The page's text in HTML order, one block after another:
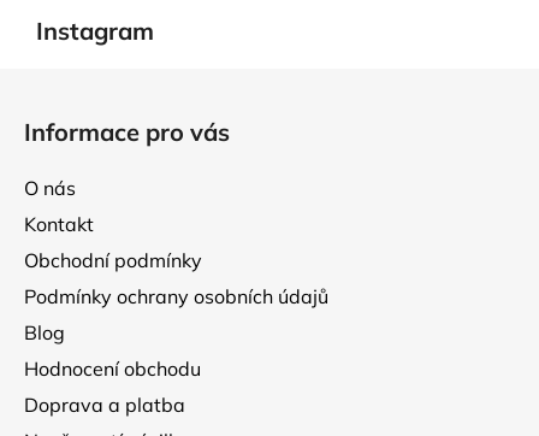
Instagram
Informace pro vás
O nás
Kontakt
Obchodní podmínky
Podmínky ochrany osobních údajů
Blog
Hodnocení obchodu
Doprava a platba